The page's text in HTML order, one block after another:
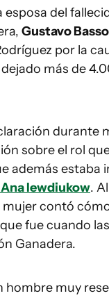
esposa del
Gustavo Basso
por la
más de
durante
sobre el rol
además estaba
Iewdiukow.
mujer contó
fue cuando
Ganadera.
hombre muy